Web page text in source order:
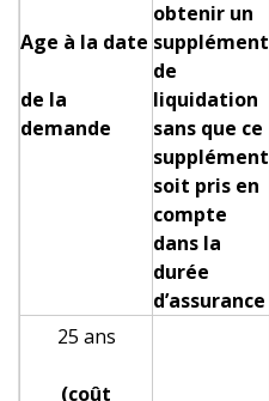
Age à la date
de la
demande
obtenir un
supplément
de
liquidation
sans que ce
supplément
soit pris en
compte
dans la
durée
d’assurance
25 ans
(coût